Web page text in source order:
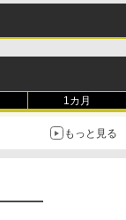
1カ月
もっと見る